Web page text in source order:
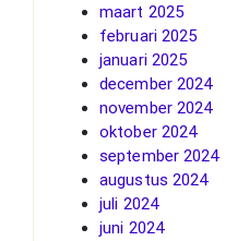
maart 2025
februari 2025
januari 2025
december 2024
november 2024
oktober 2024
september 2024
augustus 2024
juli 2024
juni 2024